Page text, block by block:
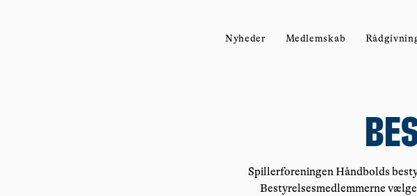
Nyheder Medlemskab
Spillerforeningen Håndbolds
Bestyrelsesmedlemmerne